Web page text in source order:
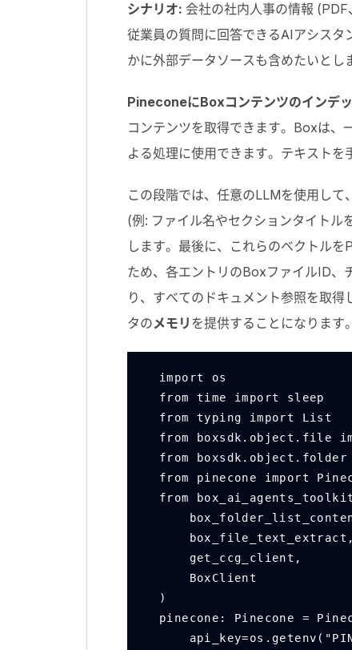
シナリオ: 会社の社内人事の情報 (PDF、
従業員の質問に回答できるAI アシスタ
かに外部データソースも含めたいとし
PineconeにBoxコンテンツのインデ
コンテンツを取得できます。 Boxは、
よる処理に使用できます。テキスト
この段階では、任意のLLMを使用して
(例: ファイル名やセクションタイトル
します。最後に、これらのベクトルを
ため、各エントリのBoxファイルID、
り、すべてのドキュメント参照を取得
タのメモリ を提供することになります。
import os
from time import sleep
from typing import List
from boxsdk.object.file
from boxsdk.object.folder
from pinecone import
from
    box_file_text_extract,
    get_ccg_client,
    BoxClient
)
pinecone: Pinecone =